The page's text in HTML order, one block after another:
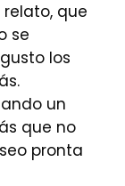
que
se
los
un
que no
pronta